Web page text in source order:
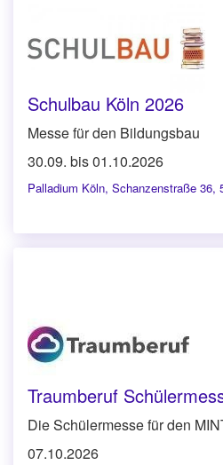
Schulbau Köln 2026
Messe für den Bildungsbau
30.09. bis 01.10.2026
Palladium Köln, Schanzenstraße 36,
Traumberuf
Die Schülermesse für den
07.10.2026